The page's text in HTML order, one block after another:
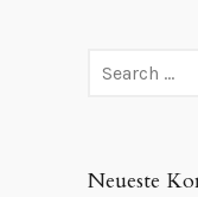
Neueste